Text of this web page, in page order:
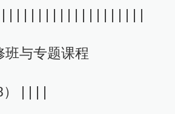
| | | | | | | | | | | | | | | | | | |
班与专题课程
| | | |